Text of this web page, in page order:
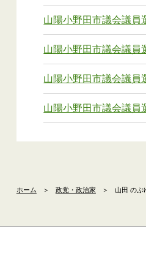
山陽小野田市議会議員
山陽小野田市議会議員
山陽小野田市議会議員
山陽小野田市議会議員
ホーム ＞ 政党・政治家 ＞ 山田 のぶ